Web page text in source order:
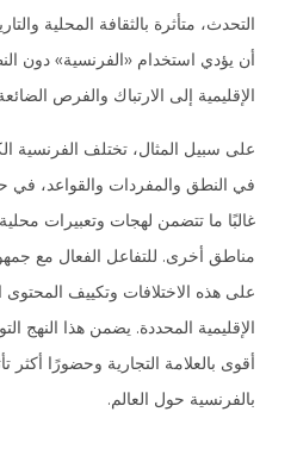
التحدث، متأثرة بالثقافة المحلية
أن يؤدي استخدام «الفرنسية» دون
الإقليمية إلى الارتباك والفرص
على سبيل المثال، تختلف الفرنسية
في النطق والمفردات والقواعد، في
غالبًا ما تتضمن لهجات وتعبيرات
مناطق أخرى. للتفاعل الفعال مع
على هذه الاختلافات وتكييف
الإقليمية المحددة. يضمن هذا النهج
أقوى بالعلامة التجارية وحضورًا أكثر
بالفرنسية حول العالم.